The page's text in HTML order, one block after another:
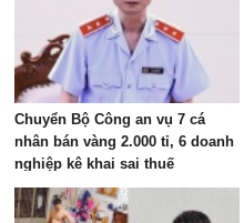
Chuyển Bộ Công an vụ 7 cá
nhân bán vàng 2.000 tỉ, 6 doanh
nghiệp kê khai sai thuế